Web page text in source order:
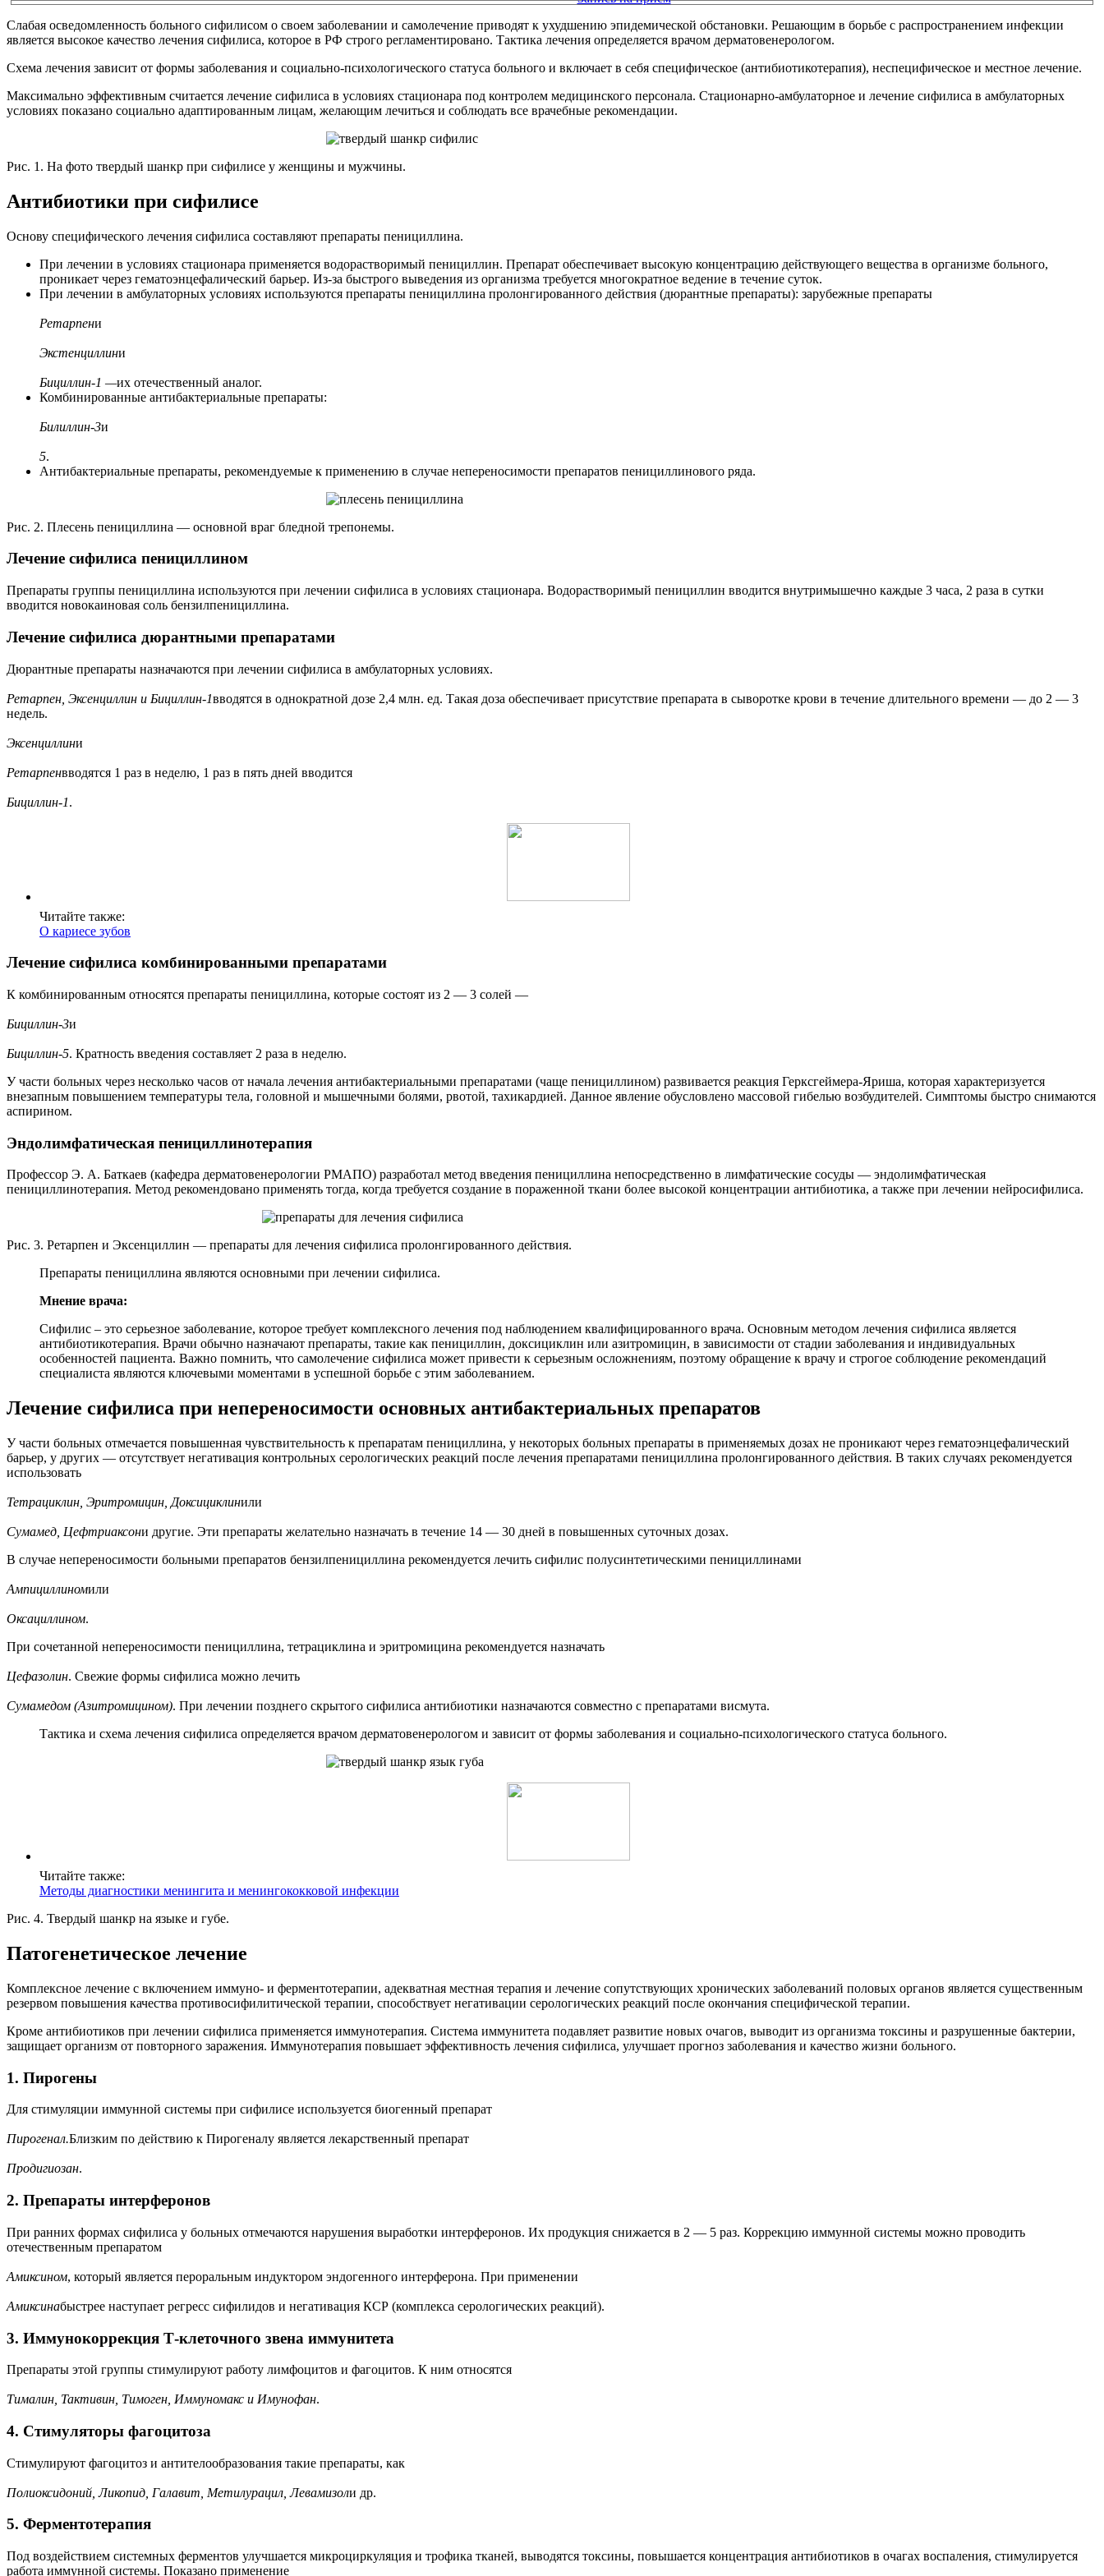
Слабая осведомленность больного сифилисом о своем заболевании и самолечение приводят к ухудшению эпидемической обстановки. Решающим в борьбе с распространением инфекции
является высокое качество лечения сифилиса, которое в РФ строго регламентировано. Тактика лечения определяется врачом дерматовенерологом.
Схема лечения зависит от формы заболевания и социально-психологического статуса больного и включает в себя специфическое (антибиотикотерапия), неспецифическое и местное лечение.
Максимально эффективным считается лечение сифилиса в условиях стационара под контролем медицинского персонала. Стационарно-амбулаторное и лечение сифилиса в амбулаторных
условиях показано социально адаптированным лицам, желающим лечиться и соблюдать все врачебные рекомендации.
Рис. 1. На фото твердый шанкр при сифилисе у женщины и мужчины.
Антибиотики при сифилисе
Основу специфического лечения сифилиса составляют препараты пенициллина.
При лечении в условиях стационара применяется водорастворимый пенициллин. Препарат обеспечивает высокую концентрацию действующего вещества в организме больного,
проникает через гематоэнцефалический барьер. Из-за быстрого выведения из организма требуется многократное ведение в течение суток.
При лечении в амбулаторных условиях используются препараты пенициллина пролонгированного действия (дюрантные препараты): зарубежные препараты
Ретарпени
Экстенциллини
Бициллин-1 —их отечественный аналог.
Комбинированные антибактериальные препараты:
Билиллин-3и
5.
Антибактериальные препараты, рекомендуемые к применению в случае непереносимости препаратов пенициллинового ряда.
Рис. 2. Плесень пенициллина — основной враг бледной трепонемы.
Лечение сифилиса пенициллином
Препараты группы пенициллина используются при лечении сифилиса в условиях стационара. Водорастворимый пенициллин вводится внутримышечно каждые 3 часа, 2 раза в сутки
вводится новокаиновая соль бензилпенициллина.
Лечение сифилиса дюрантными препаратами
Дюрантные препараты назначаются при лечении сифилиса в амбулаторных условиях.
Ретарпен, Эксенциллин и Бициллин-1вводятся в однократной дозе 2,4 млн. ед. Такая доза обеспечивает присутствие препарата в сыворотке крови в течение длительного времени — до 2 — 3
недель.
Эксенциллини
Ретарпенвводятся 1 раз в неделю, 1 раз в пять дней вводится
Бициллин-1.
Читайте также:
О кариесе зубов
Лечение сифилиса комбинированными препаратами
К комбинированным относятся препараты пенициллина, которые состоят из 2 — 3 солей —
Бициллин-3и
Бициллин-5. Кратность введения составляет 2 раза в неделю.
У части больных через несколько часов от начала лечения антибактериальными препаратами (чаще пенициллином) развивается реакция Герксгеймера-Яриша, которая характеризуется
внезапным повышением температуры тела, головной и мышечными болями, рвотой, тахикардией. Данное явление обусловлено массовой гибелью возбудителей. Симптомы быстро снимаются
аспирином.
Эндолимфатическая пенициллинотерапия
Профессор Э. А. Баткаев (кафедра дерматовенерологии РМАПО) разработал метод введения пенициллина непосредственно в лимфатические сосуды — эндолимфатическая
пенициллинотерапия. Метод рекомендовано применять тогда, когда требуется создание в пораженной ткани более высокой концентрации антибиотика, а также при лечении нейросифилиса.
Рис. 3. Ретарпен и Эксенциллин — препараты для лечения сифилиса пролонгированного действия.
Препараты пенициллина являются основными при лечении сифилиса.
Мнение врача:
Сифилис – это серьезное заболевание, которое требует комплексного лечения под наблюдением квалифицированного врача. Основным методом лечения сифилиса является
антибиотикотерапия. Врачи обычно назначают препараты, такие как пенициллин, доксициклин или азитромицин, в зависимости от стадии заболевания и индивидуальных
особенностей пациента. Важно помнить, что самолечение сифилиса может привести к серьезным осложнениям, поэтому обращение к врачу и строгое соблюдение рекомендаций
специалиста являются ключевыми моментами в успешной борьбе с этим заболеванием.
Лечение сифилиса при непереносимости основных антибактериальных препаратов
У части больных отмечается повышенная чувствительность к препаратам пенициллина, у некоторых больных препараты в применяемых дозах не проникают через гематоэнцефалический
барьер, у других — отсутствует негативация контрольных серологических реакций после лечения препаратами пенициллина пролонгированного действия. В таких случаях рекомендуется
использовать
Тетрациклин, Эритромицин, Доксициклинили
Сумамед, Цефтриаксони другие. Эти препараты желательно назначать в течение 14 — 30 дней в повышенных суточных дозах.
В случае непереносимости больными препаратов бензилпенициллина рекомендуется лечить сифилис полусинтетическими пенициллинами
Ампициллиномили
Оксациллином.
При сочетанной непереносимости пенициллина, тетрациклина и эритромицина рекомендуется назначать
Цефазолин. Свежие формы сифилиса можно лечить
Сумамедом (Азитромицином). При лечении позднего скрытого сифилиса антибиотики назначаются совместно с препаратами висмута.
Тактика и схема лечения сифилиса определяется врачом дерматовенерологом и зависит от формы заболевания и социально-психологического статуса больного.
Читайте также:
Методы диагностики менингита и менингококковой инфекции
Рис. 4. Твердый шанкр на языке и губе.
Патогенетическое лечение
Комплексное лечение с включением иммуно- и ферментотерапии, адекватная местная терапия и лечение сопутствующих хронических заболеваний половых органов является существенным
резервом повышения качества противосифилитической терапии, способствует негативации серологических реакций после окончания специфической терапии.
Кроме антибиотиков при лечении сифилиса применяется иммунотерапия. Система иммунитета подавляет развитие новых очагов, выводит из организма токсины и разрушенные бактерии,
защищает организм от повторного заражения. Иммунотерапия повышает эффективность лечения сифилиса, улучшает прогноз заболевания и качество жизни больного.
1. Пирогены
Для стимуляции иммунной системы при сифилисе используется биогенный препарат
Пирогенал.Близким по действию к Пирогеналу является лекарственный препарат
Продигиозан.
2. Препараты интерферонов
При ранних формах сифилиса у больных отмечаются нарушения выработки интерферонов. Их продукция снижается в 2 — 5 раз. Коррекцию иммунной системы можно проводить
отечественным препаратом
Амиксином, который является пероральным индуктором эндогенного интерферона. При применении
Амиксинабыстрее наступает регресс сифилидов и негативация КСР (комплекса серологических реакций).
3. Иммунокоррекция Т-клеточного звена иммунитета
Препараты этой группы стимулируют работу лимфоцитов и фагоцитов. К ним относятся
Тималин, Тактивин, Тимоген, Иммуномакс и Имунофан.
4. Стимуляторы фагоцитоза
Стимулируют фагоцитоз и антителообразования такие препараты, как
Полиоксидоний, Ликопид, Галавит, Метилурацил, Левамизоли др.
5. Ферментотерапия
Под воздействием системных ферментов улучшается микроциркуляция и трофика тканей, выводятся токсины, повышается концентрация антибиотиков в очагах воспаления, стимулируется
работа иммунной системы. Показано применение